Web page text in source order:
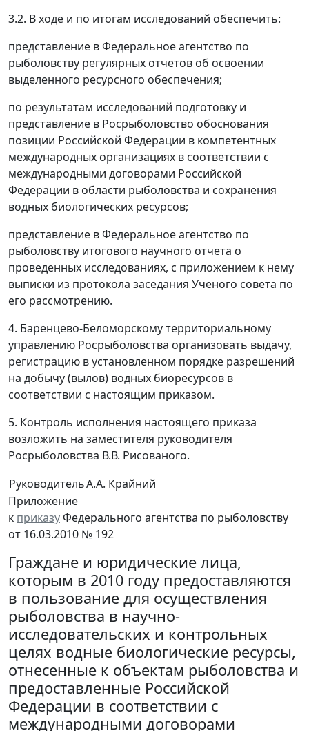
3.2. В ходе и по итогам исследований обеспечить:
представление в Федеральное агентство по
рыболовству регулярных отчетов об освоении
выделенного ресурсного обеспечения;
по результатам исследований подготовку и
представление в Росрыболовство обоснования
позиции Российской Федерации в компетентных
международных организациях в соответствии с
международными договорами Российской
Федерации в области рыболовства и сохранения
водных биологических ресурсов;
представление в Федеральное агентство по
рыболовству итогового научного отчета о
проведенных исследованиях, с приложением к нему
выписки из протокола заседания Ученого совета по
его рассмотрению.
4. Баренцево-Беломорскому территориальному
управлению Росрыболовства организовать выдачу,
регистрацию в установленном порядке разрешений
на добычу (вылов) водных биоресурсов в
соответствии с настоящим приказом.
5. Контроль исполнения настоящего приказа
возложить на заместителя руководителя
Росрыболовства В.В. Рисованого.
РуководительА.А. Крайний
Приложение
к приказуФедерального агентства по рыболовству
от 16.03.2010 № 192
Граждане и юридические лица,
которым в 2010 году предоставляются
в пользование для осуществления
рыболовства в научно-
исследовательских и контрольных
целях водные биологические ресурсы,
отнесенные к объектам рыболовства и
предоставленные Российской
Федерации в соответствии с
международными договорами